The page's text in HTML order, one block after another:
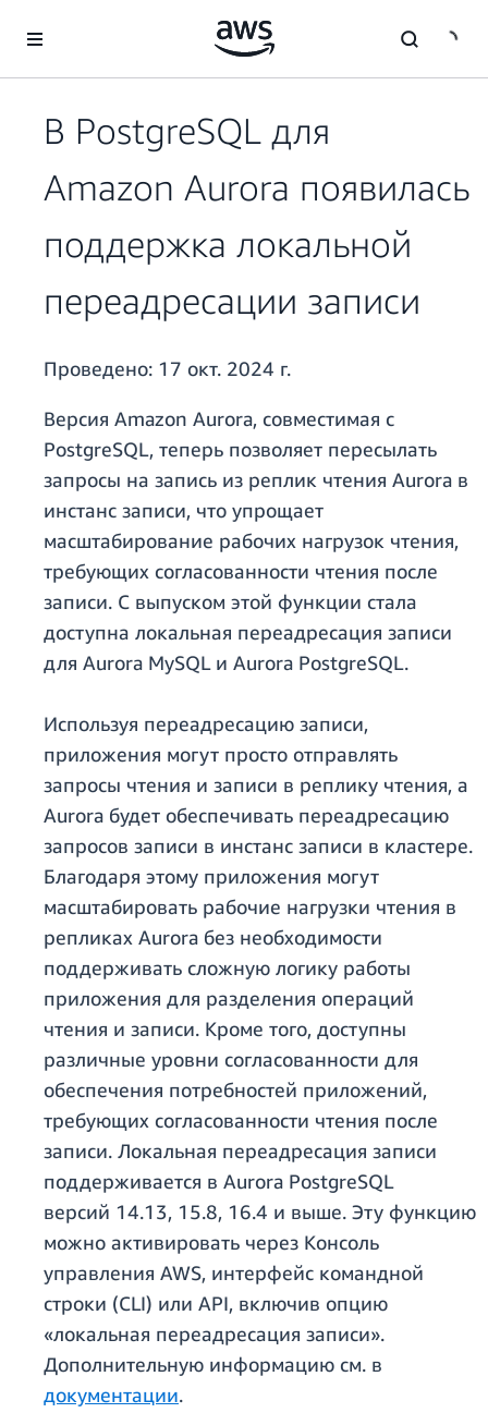
Перейти к главному контенту
В PostgreSQL для
Amazon Aurora появилась
поддержка локальной
переадресации записи
Проведено: 17 окт. 2024 г.
Версия Amazon Aurora, совместимая с
PostgreSQL, теперь позволяет пересылать
запросы на запись из реплик чтения Aurora в
инстанс записи, что упрощает
масштабирование рабочих нагрузок чтения,
требующих согласованности чтения после
записи. С выпуском этой функции стала
доступна локальная переадресация записи
для Aurora MySQL и Aurora PostgreSQL.
Используя переадресацию записи,
приложения могут просто отправлять
запросы чтения и записи в реплику чтения, а
Aurora будет обеспечивать переадресацию
запросов записи в инстанс записи в кластере.
Благодаря этому приложения могут
масштабировать рабочие нагрузки чтения в
репликах Aurora без необходимости
поддерживать сложную логику работы
приложения для разделения операций
чтения и записи. Кроме того, доступны
различные уровни согласованности для
обеспечения потребностей приложений,
требующих согласованности чтения после
записи. Локальная переадресация записи
поддерживается в Aurora PostgreSQL
версий 14.13, 15.8, 16.4 и выше. Эту функцию
можно активировать через Консоль
управления AWS, интерфейс командной
строки (CLI) или API, включив опцию
«локальная переадресация записи».
Дополнительную информацию см. в
документации.